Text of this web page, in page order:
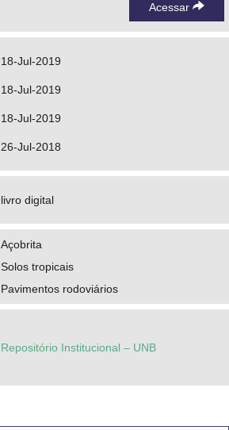
Acessar
18-Jul-2019
18-Jul-2019
18-Jul-2019
26-Jul-2018
livro digital
Açobrita
Solos tropicais
Pavimentos rodoviários
Repositório Institucional – UNB